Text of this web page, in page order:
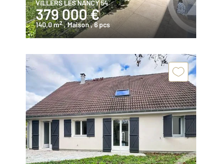
VILLERS LES NANCY 54
379 000 €
140,0 m2 , Maison, 6 pcs